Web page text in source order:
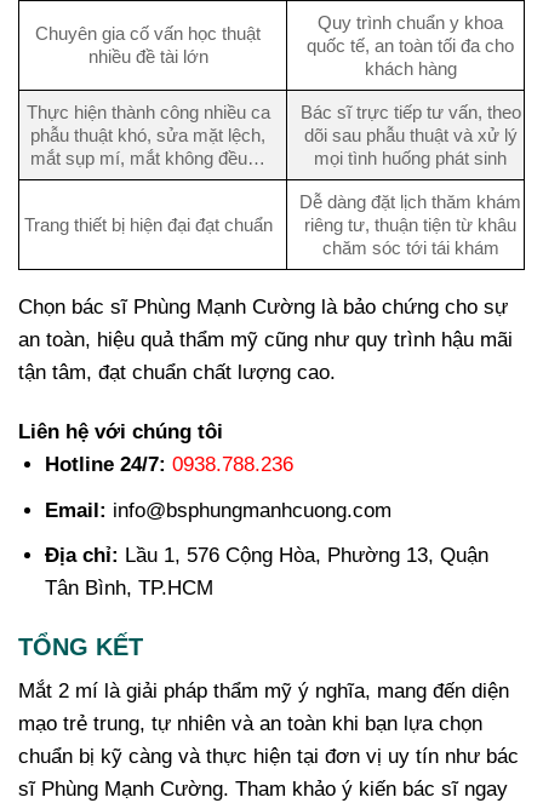
Chuyên gia cố vấn học thuật
nhiều đề tài lớn
Quy trình chuẩn y khoa
quốc tế, an toàn tối đa cho
khách hàng
Thực hiện thành công nhiều ca
phẫu thuật khó, sửa mặt lệch,
mắt sụp mí, mắt không đều…
Bác sĩ trực tiếp tư vấn, theo
dõi sau phẫu thuật và xử lý
mọi tình huống phát sinh
Trang thiết bị hiện đại đạt chuẩn
Dễ dàng đặt lịch thăm khám
riêng tư, thuận tiện từ khâu
chăm sóc tới tái khám
Chọn bác sĩ Phùng Mạnh Cường là bảo chứng cho sự
an toàn, hiệu quả thẩm mỹ cũng như quy trình hậu mãi
tận tâm, đạt chuẩn chất lượng cao.
Liên hệ với chúng tôi
Hotline 24/7: 0938.788.236
Email: info@bsphungmanhcuong.com
Địa chỉ: Lầu 1, 576 Cộng Hòa, Phường 13, Quận
Tân Bình, TP.HCM
TỔNG KẾT
Mắt 2 mí là giải pháp thẩm mỹ ý nghĩa, mang đến diện
mạo trẻ trung, tự nhiên và an toàn khi bạn lựa chọn
chuẩn bị kỹ càng và thực hiện tại đơn vị uy tín như bác
sĩ Phùng Mạnh Cường. Tham khảo ý kiến bác sĩ ngay